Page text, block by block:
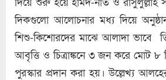
দিকগুলো আলোচনার মধ্য দিয়ে
শিশু-কিশোরদের মাঝে আলাদা ভাবে
আবৃত্তি ও চিত্রাঙ্কনে ৩ জন করে মোট
পুরস্কার প্রদান করা হয়। উল্লেখ্য